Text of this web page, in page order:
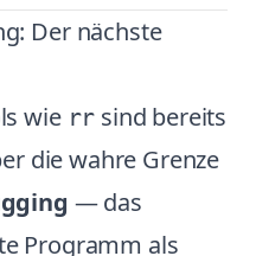
Der nächste
wie rr sind bereits
die wahre Grenze
— das
Programm als